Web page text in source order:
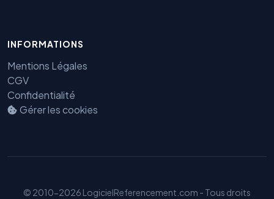
INFORMATIONS
Mentions Légales
CGV
Confidentialité
Gérer les cookies
© 2010-2026 LogicielReferencement.com - Tous droits